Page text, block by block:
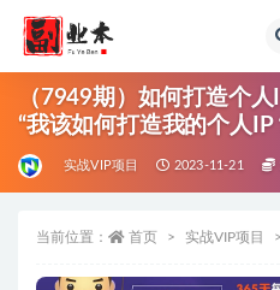
（7949期）如何打造个
“我该如何打造我的个人IP
实战VIP项目 2023-11-21
当前位置： 首页 实战VIP项目